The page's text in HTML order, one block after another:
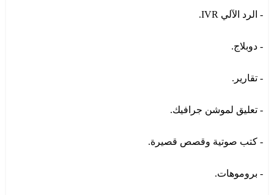
- الرد الآلي IVR.
- دوبلاج.
- تقارير.
- تعليق لموشن جرافيك.
- كتب صوتية وقصص قصيرة.
- بروموهات.